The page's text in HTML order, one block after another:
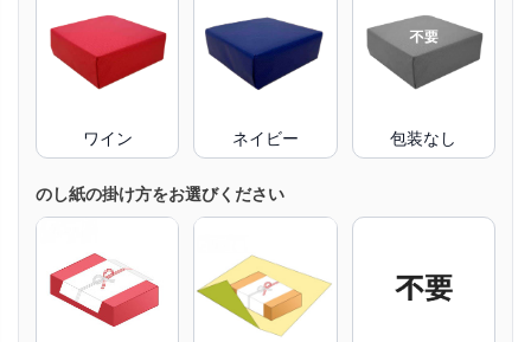
ワイン ネイビー 包装なし
のし紙の掛け方をお選びください